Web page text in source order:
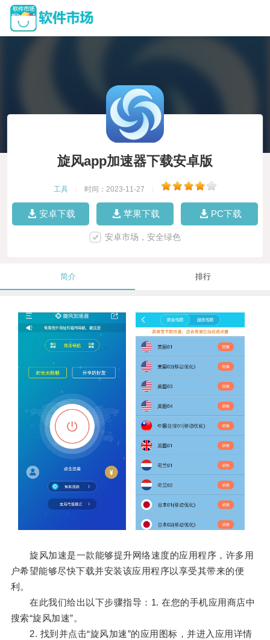
旋风app加速器下载安卓版
工具 时间：2023-11-27
安卓下载 苹果下载 PC下载
安卓市场，安全绿色
简介 排行
旋风加速是一款能够提升网络速度的应用程序，许多用
户希望能够尽快下载并安装该应用程序以享受其带来的便
利。
在此我们给出以下步骤指导：1. 在您的手机应用商店中
搜索“旋风加速”。
2. 找到并点击“旋风加速”的应用图标，并进入应用详情